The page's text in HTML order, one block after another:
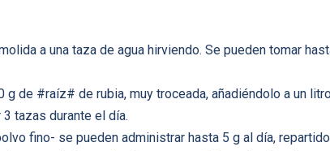
a una taza de agua hirviendo. Se pueden tomar
de #raíz# de rubia, muy troceada, añadiéndolo a un
tazas durante el día.
fino- se pueden administrar hasta 5 g al día,